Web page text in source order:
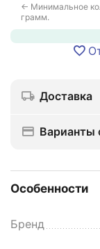
← Минимальное
грамм.
Доставка
Варианты
Особенности
Бренд